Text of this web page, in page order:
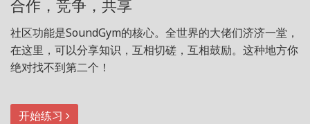
合作，竞争，共享
社区功能是SoundGym的核心。全世界的大佬们济济一堂，
在这里，可以分享知识，互相切磋，互相鼓励。这种地方你
绝对找不到第二个！
开始练习